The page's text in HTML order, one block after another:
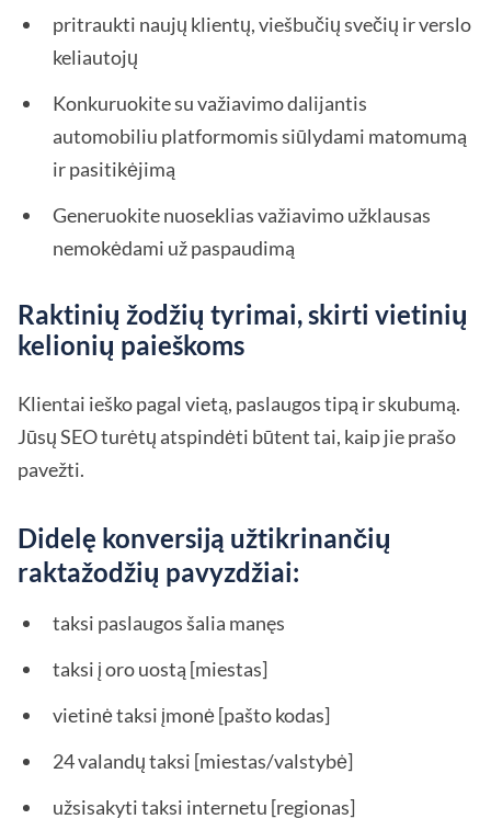
pritraukti naujų klientų, viešbučių svečių ir verslo
keliautojų
Konkuruokite su važiavimo dalijantis
automobiliu platformomis siūlydami matomumą
ir pasitikėjimą
Generuokite nuoseklias važiavimo užklausas
nemokėdami už paspaudimą
Raktinių žodžių tyrimai, skirti vietinių
kelionių paieškoms
Klientai ieško pagal vietą, paslaugos tipą ir skubumą.
Jūsų SEO turėtų atspindėti būtent tai, kaip jie prašo
pavežti.
Didelę konversiją užtikrinančių
raktažodžių pavyzdžiai:
taksi paslaugos šalia manęs
taksi į oro uostą [miestas]
vietinė taksi įmonė [pašto kodas]
24 valandų taksi [miestas/valstybė]
užsisakyti taksi internetu [regionas]